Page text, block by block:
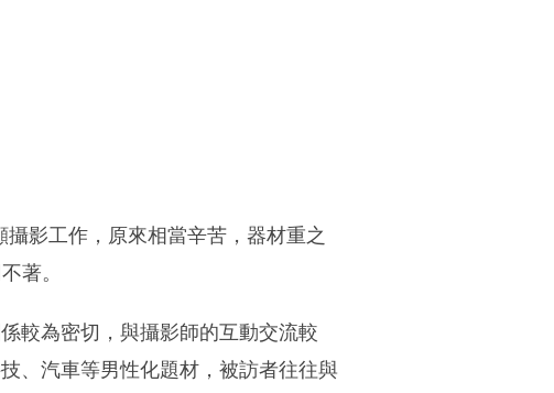
影工作，原來相當辛苦，器材重之
著。
較為密切，與攝影師的互動交流較
、汽車等男性化題材，被訪者往往與